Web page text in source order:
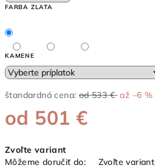
FARBA ZLATA
KAMENE
štandardná cena: od 533 € až –6 %
od 501 €
cena:
Zvoľte variant
Môžeme doručiť do:
Zvoľte variant